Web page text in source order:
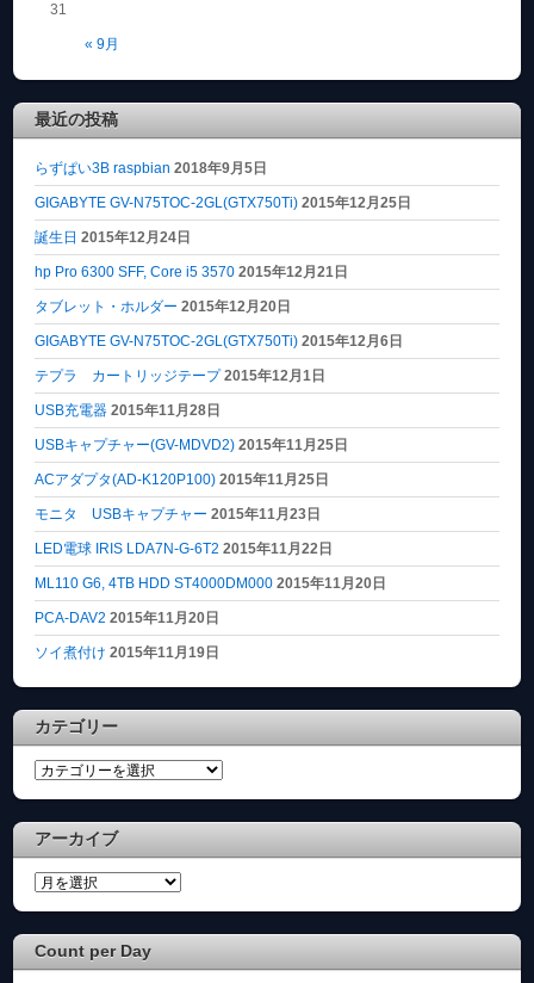
« 9月
31
最近の投稿
らずぱい3B raspbian 2018年9月5日
GIGABYTE GV-N75TOC-2GL(GTX750Ti) 2015年12月25日
誕生日 2015年12月24日
hp Pro 6300 SFF, Core i5 3570 2015年12月21日
タブレット・ホルダー 2015年12月20日
GIGABYTE GV-N75TOC-2GL(GTX750Ti) 2015年12月6日
テプラ カートリッジテープ 2015年12月1日
USB充電器 2015年11月28日
USBキャプチャー(GV-MDVD2) 2015年11月25日
ACアダプタ(AD-K120P100) 2015年11月25日
モニタ USBキャプチャー 2015年11月23日
LED電球 IRIS LDA7N-G-6T2 2015年11月22日
ML110 G6, 4TB HDD ST4000DM000 2015年11月20日
PCA-DAV2 2015年11月20日
ソイ煮付け 2015年11月19日
カテゴリー
カ
リ
ー
アーカイブ
ア
イ
ブ
Count per Day